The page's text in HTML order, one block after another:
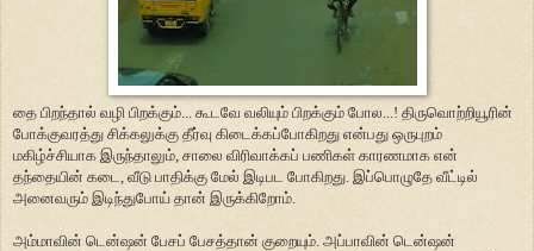
தை பிறந்தால் வழி பிறக்கும்... கூடவே வலியும் பிறக்கும் போல...! திருவொற்றியூரின்
போக்குவரத்து சிக்கலுக்கு தீர்வு கிடைக்கப்போகிறது என்பது ஒருபுறம்
மகிழ்ச்சியாக இருந்தாலும், சாலை விரிவாக்கப் பணிகள் காரணமாக என்
தந்தையின் கடை, வீடு பாதிக்கு மேல் இடிபட போகிறது. இப்பொழுதே வீட்டில்
அனைவரும் இடிந்துபோய் தான் இருக்கிறோம்.
அம்மாவின் டென்ஷன் பேசப் பேசத்தான் குறையும். அப்பாவின் டென்ஷன்